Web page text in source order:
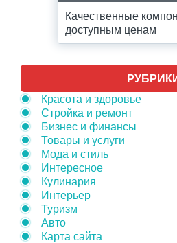
Качественные
доступным ценам
Красота и здоровье
Стройка и ремонт
Бизнес и финансы
Товары и услуги
Мода и стиль
Интересное
Кулинария
Интерьер
Туризм
Авто
Карта сайта